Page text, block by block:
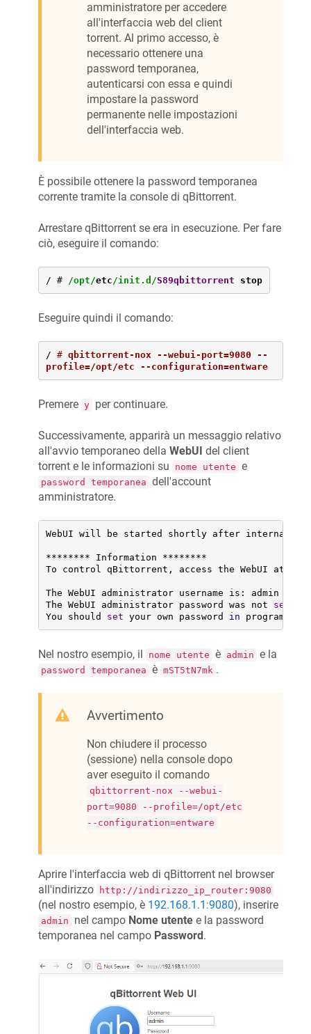
amministratore per accedere
all'interfaccia web del client
torrent. Al primo accesso, è
necessario ottenere una
password temporanea,
autenticarsi con essa e quindi
impostare la password
permanente nelle impostazioni
dell'interfaccia web.
È possibile ottenere la password temporanea
corrente tramite la console di qBittorrent.
Arrestare qBittorrent se era in esecuzione. Per fare
ciò, eseguire il comando:
/ # /opt/etc/init.d/S89qbittorrent stop
Eseguire quindi il comando:
/ # qbittorrent-nox --webui-port=9080 --
profile=/opt/etc --configuration=entware
Premere y per continuare.
Successivamente, apparirà un messaggio relativo
all'avvio temporaneo della WebUI del client
torrent e le informazioni su
nome utente e
password temporanea dell'account
amministratore.
WebUI will be started shortly after internal
******** Information ********
To control qBittorrent, access the WebUI at:
The WebUI administrator username is: admin
The WebUI administrator password was not set
You should set your own password in program
Nel nostro esempio, il nome utente è admin e la
password temporanea è mST5tN7mk .
Avvertimento
Non chiudere il processo
(sessione) nella console dopo
aver eseguito il comando
qbittorrent-nox --webui-
port=9080 --profile=/opt/etc
--configuration=entware
Aprire l'interfaccia web di qBittorrent nel browser
all'indirizzo
http://indirizzo_ip_router:9080
(nel nostro esempio, è 192.168.1.1:9080), inserire
admin nel campo Nome utente e la password
temporanea nel campo Password.